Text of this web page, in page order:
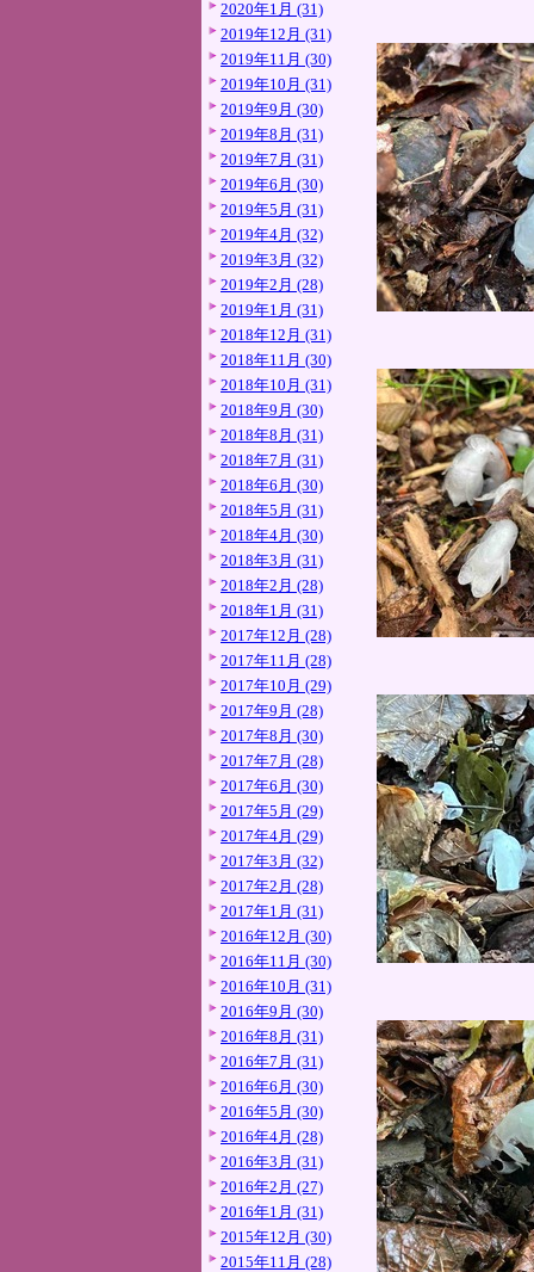
2020年1月 (31)
2019年12月 (31)
2019年11月 (30)
2019年10月 (31)
2019年9月 (30)
2019年8月 (31)
2019年7月 (31)
2019年6月 (30)
2019年5月 (31)
2019年4月 (32)
2019年3月 (32)
2019年2月 (28)
2019年1月 (31)
2018年12月 (31)
2018年11月 (30)
2018年10月 (31)
2018年9月 (30)
2018年8月 (31)
2018年7月 (31)
2018年6月 (30)
2018年5月 (31)
2018年4月 (30)
2018年3月 (31)
2018年2月 (28)
2018年1月 (31)
2017年12月 (28)
2017年11月 (28)
2017年10月 (29)
2017年9月 (28)
2017年8月 (30)
2017年7月 (28)
2017年6月 (30)
2017年5月 (29)
2017年4月 (29)
2017年3月 (32)
2017年2月 (28)
2017年1月 (31)
2016年12月 (30)
2016年11月 (30)
2016年10月 (31)
2016年9月 (30)
2016年8月 (31)
2016年7月 (31)
2016年6月 (30)
2016年5月 (30)
2016年4月 (28)
2016年3月 (31)
2016年2月 (27)
2016年1月 (31)
2015年12月 (30)
2015年11月 (28)